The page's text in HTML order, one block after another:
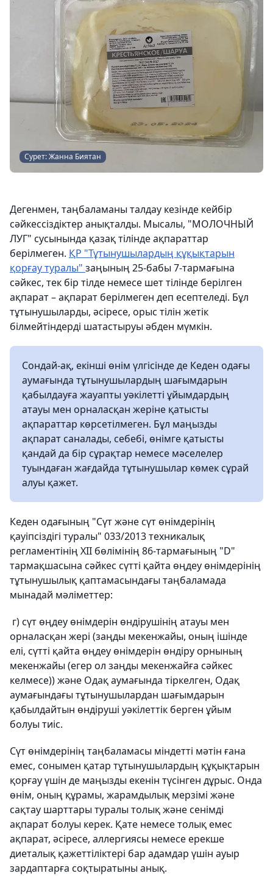
Сурет: Жанна Биятан
Дегенмен, таңбаламаны талдау кезінде кейбір
сәйкессіздіктер анықталды. Мысалы, "МОЛОЧНЫЙ
ЛУГ" сусынында қазақ тілінде ақпараттар
берілмеген. ҚР "Тұтынушылардың құқықтарын
қорғау туралы" заңының 25-бабы 7-тармағына
сәйкес, тек бір тілде немесе шет тілінде берілген
ақпарат – ақпарат берілмеген деп есептеледі. Бұл
тұтынушыларды, әсіресе, орыс тілін жетік
білмейтіндерді шатастыруы әбден мүмкін.
Сондай-ақ, екінші өнім үлгісінде де Кеден одағы
аумағында тұтынушылардың шағымдарын
қабылдауға жауапты уәкілетті ұйымдардың
атауы мен орналасқан жеріне қатысты
ақпараттар көрсетілмеген. Бұл маңызды
ақпарат саналады, себебі, өнімге қатысты
қандай да бір сұрақтар немесе мәселелер
туындаған жағдайда тұтынушылар көмек сұрай
алуы қажет.
Кеден одағының "Сүт және сүт өнімдерінің
қауіпсіздігі туралы" 033/2013 техникалық
регламентінің XII бөлімінің 86-тармағының "D"
тармақшасына сәйкес сүтті қайта өңдеу өнімдерінің
тұтынушылық қаптамасындағы таңбаламада
мынадай мәліметтер:
г) сүт өңдеу өнімдерін өндірушінің атауы мен
орналасқан жері (заңды мекенжайы, оның ішінде
елі, сүтті қайта өңдеу өнімдерін өндіру орнының
мекенжайы (егер ол заңды мекенжайға сәйкес
келмесе)) және Одақ аумағында тіркелген, Одақ
аумағындағы тұтынушылардан шағымдарын
қабылдайтын өндіруші уәкілеттік берген ұйым
болуы тиіс.
Сүт өнімдерінің таңбаламасы міндетті мәтін ғана
емес, сонымен қатар тұтынушылардың құқықтарын
қорғау үшін де маңызды екенін түсінген дұрыс. Онда
өнім, оның құрамы, жарамдылық мерзімі және
сақтау шарттары туралы толық және сенімді
ақпарат болуы керек. Қате немесе толық емес
ақпарат, әсіресе, аллергиясы немесе ерекше
диеталық қажеттіліктері бар адамдар үшін ауыр
зардаптарға соқтыратыны анық.